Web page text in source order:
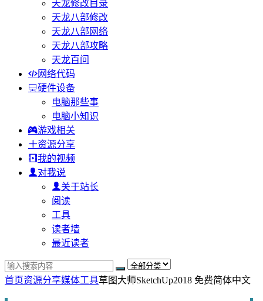
天龙修改目录
天龙八部修改
天龙八部网络
天龙八部攻略
天龙百问
网络代码
硬件设备
电脑那些事
电脑小知识
游戏相关
资源分享
我的视频
对我说
关于站长
阅读
工具
读者墙
最近读者
首页资源分享媒体工具草图大师SketchUp2018 免费简体中文